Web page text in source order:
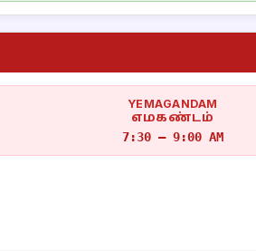
YEMAGANDAM
எமகண்டம்
7:30 – 9:00 AM